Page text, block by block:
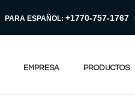
PARA ESPAÑOL: +1770-757-1767
EMPRESA PRODUCTOS